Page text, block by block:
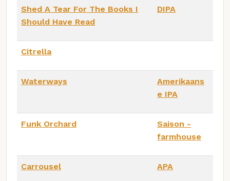
Shed A Tear For The Books I
Should Have Read
DIPA
Citrella
Waterways
Amerikaans
e IPA
Funk Orchard
Saison -
farmhouse
Carrousel APA